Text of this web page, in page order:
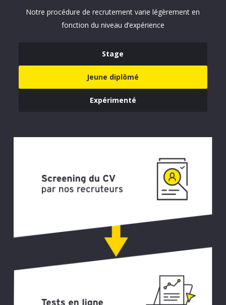
Notre procédure de recrutement varie légèrement en
fonction du niveau d’expérience
Stage
Jeune diplômé
Expérimenté